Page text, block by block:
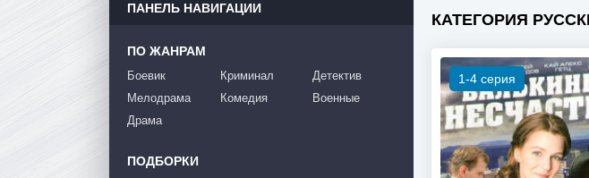
КАТЕГОРИЯ
1-4 серия
ПАНЕЛЬ НАВИГАЦИИ
ПО ЖАНРАМ
Боевик
Мелодрама
Драма
Криминал
Комедия
Детектив
Военные
ПОДБОРКИ